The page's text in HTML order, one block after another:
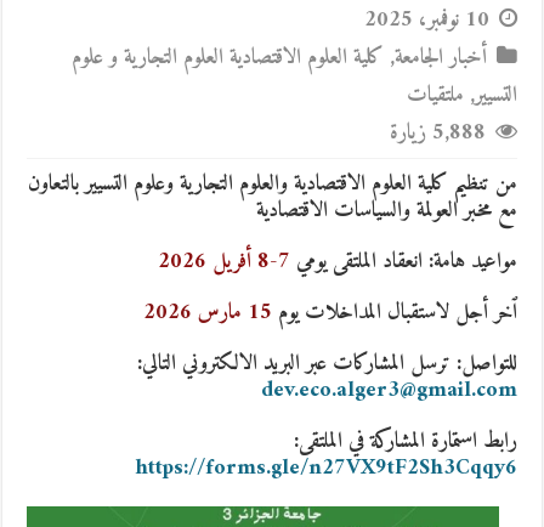
10 نوفمبر، 2025
أخبار الجامعة, كلية العلوم الاقتصادية العلوم التجارية و علوم
التسيير, ملتقيات
5,888 زيارة
من تنظيم كلية العلوم الاقتصادية والعلوم التجارية وعلوم التسيير بالتعاون
مع مخبر العولمة والسياسات الاقتصادية
مواعيد هامة: انعقاد الملتقى يومي 7-8 أفريل 2026
ٱخر أجل لاستقبال المداخلات يوم 15 مارس 2026
للتواصل: ترسل المشاركات عبر البريد الالكتروني التالي:
dev.eco.alger3@gmail.com
رابط استمارة المشاركة في الملتقى:
https://forms.gle/n27VX9tF2Sh3Cqqy6